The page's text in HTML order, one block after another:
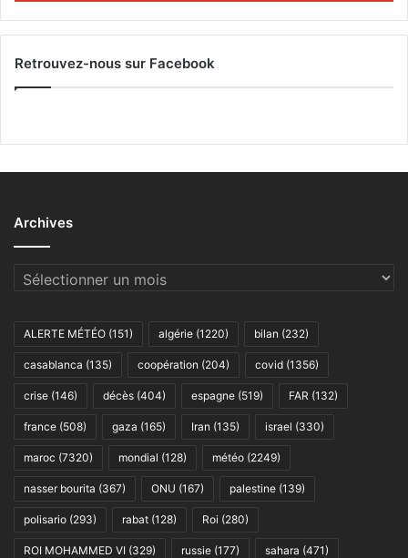
Retrouvez-nous sur Facebook
Archives
Archives
ALERTE MÉTÉO (151) algérie (1220) bilan (232)
casablanca (135) coopération (204) covid (1356)
crise (146) décès (404) espagne (519) FAR (132)
france (508) gaza (165) Iran (135) israel (330)
maroc (7320) mondial (128) météo (2249)
nasser bourita (367) ONU (167) palestine (139)
polisario (293) rabat (128) Roi (280)
ROI MOHAMMED VI (329) russie (177) sahara (471)